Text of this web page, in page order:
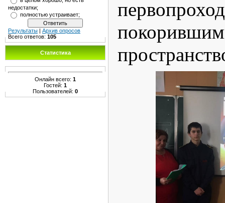
недостатки;
полностью устраивает;
Результаты
Архив опросов
Всего ответов: 105
Статистика
Онлайн всего: 1
Гостей: 1
Пользователей: 0